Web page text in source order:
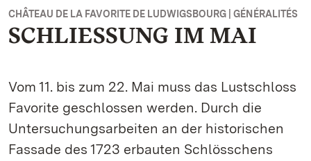
CHÂTEAU DE LA FAVORITE DE LUDWIGSBOURG | GÉNÉRALITÉS
SCHLIESSUNG IM MAI
Vom 11. bis zum 22. Mai muss das Lustschloss
Favorite geschlossen werden. Durch die
Untersuchungsarbeiten an der historischen
Fassade des 1723 erbauten Schlösschens